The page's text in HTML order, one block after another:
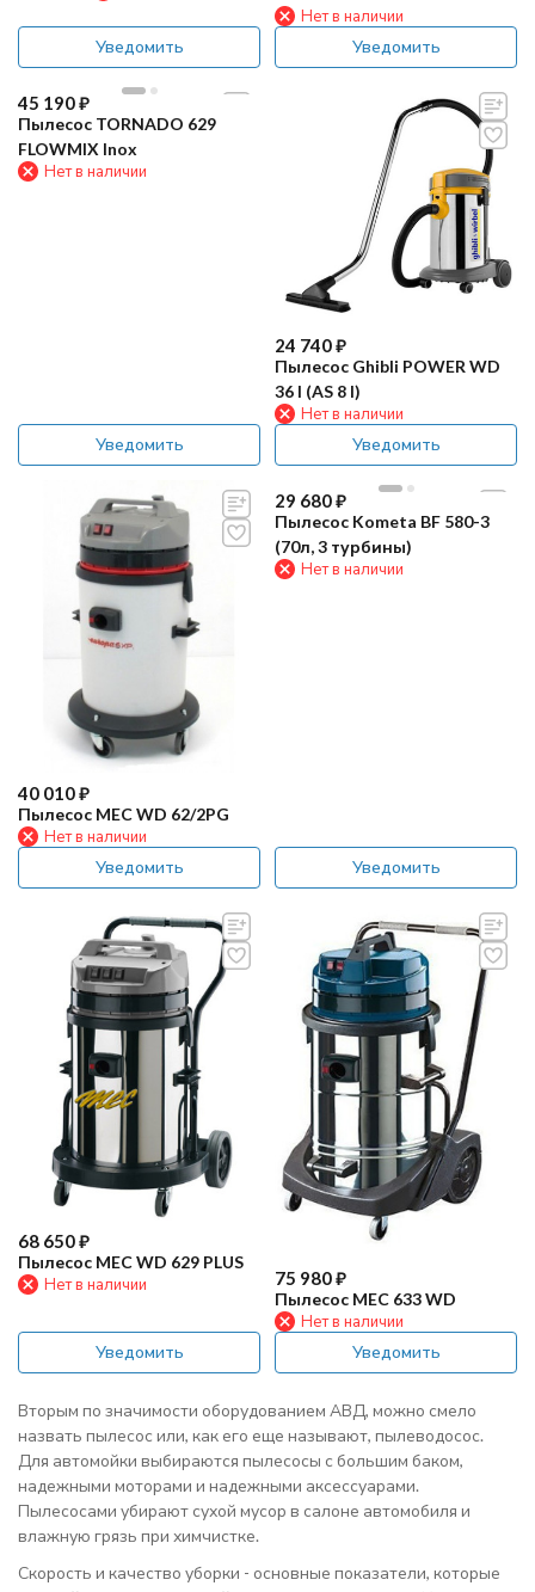
Уведомить
Нет в наличии
Уведомить
45 190₽
Пылесос TORNADO 629
FLOWMIX Inox
Нет в наличии
Уведомить
24 740₽
Пылесос Ghibli POWER WD
36 I (AS 8 I)
Нет в наличии
Уведомить
40 010₽
Пылесос MEC WD 62/2PG
Нет в наличии
Уведомить
29 680₽
Пылесос Kometa BF 580-3
(70л, 3 турбины)
Нет в наличии
Уведомить
68 650₽
Пылесос MEC WD 629 PLUS
Нет в наличии
Уведомить
75 980₽
Пылесос MEC 633 WD
Нет в наличии
Уведомить
Вторым по значимости оборудованием АВД, можно смело
назвать пылесос или, как его еще называют, пылеводосос.
Для автомойки выбираются пылесосы с большим баком,
надежными моторами и надежными аксессуарами.
Пылесосами убирают сухой мусор в салоне автомобиля и
влажную грязь при химчистке.
Скорость и качество уборки - основные показатели, которые